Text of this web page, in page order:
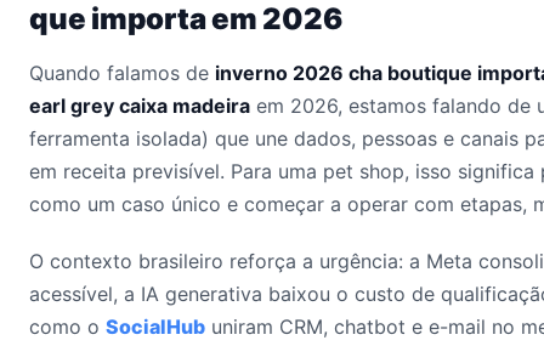
que importa em 2026
Quando falamos de inverno 2026 cha boutique
earl grey caixa madeira em 2026, estamos falando de
ferramenta isolada) que une dados, pessoas e canais
em receita previsível. Para uma pet shop, isso
como um caso único e começar a operar com etapas,
O contexto brasileiro reforça a urgência: a Meta
acessível, a IA generativa baixou o custo de
como o SocialHub uniram CRM, chatbot e e-mail no